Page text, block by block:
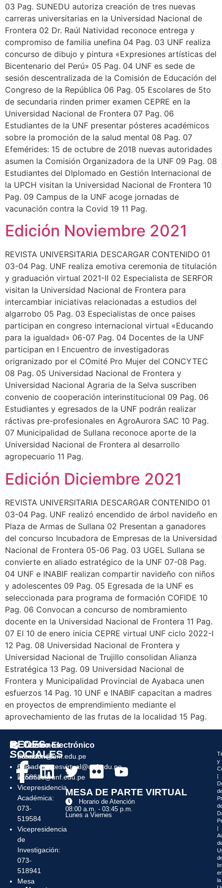
03 Pag. SUNEDU autoriza creación de tres nuevas
carreras universitarias en la Universidad Nacional de
Frontera 02 Dr. Raúl Natividad reconoce entrega y
compromiso de familia unefina 04 Pag. 03 UNF realiza
concurso de dibujo y pintura «Expresiones artísticas del
Bicentenario del Perú» 05 Pag. 04 UNF es sede de
sesión descentralizada de la Comisión de Educación del
Congreso de la República 06 Pag. 05 Escolares de 5to
de secundaria rinden primer examen CEPRE en la
Universidad Nacional de Frontera 07 Pag. 06
Estudiantes de la UNF presentar pósteres académicos
sobre la promoción de la salud mental 08 Pag. 07
Efemérides: 15 de octubre de 2018 nuevas autoridades
asumen la Comisión Organizadora de la UNF 09 Pag. 08
Estudiantes del DIplomado en Gestión Internacional de
la UPCH visitan la Universidad Nacional de Frontera 10
Pag. 09 Campus de la UNF acoge jornadas de
vacunación contra la Covid 19 11 Pag.
Edición Noviembre 2021
REVISTA UNIVERSITARIA DESCARGAR CONTENIDO 01
03-04 Pag. UNF realiza emotiva ceremonia de titulación
y graduación virtual 2021-II 02 Especialista de SERFOR
visitan la Universidad Nacional de Frontera para
intercambiar iniciativas relacionadas a estudios del
algarrobo 05 Pag. 03 Especialistas de once paises
participan en congreso internacional virtual «Educando
para la igualdad» 06-07 Pag. 04 Docentes de la UNF
participan en I Encuentro de investigadoras
origranizado por el COmité Pro Mujer del CONCYTEC
08 Pag. 05 Universidad Nacional de Frontera y
Universidad Nacional Agraria de la Selva suscriben
convenio de cooperación interinstitucional 09 Pag. 06
Estudiantes y egresados de la UNF podrán realizar
ráctivas pre-profesionales en AgroAurora SAC 10 Pag.
07 Municipalidad de Sullana reconoce aporte de la
Universidad Nacional de Frontera al desarrollo
agropecuario 11 Pag.
Edición Diciembre 2021
REVISTA UNIVERSITARIA DESCARGAR CONTENIDO 01
03-04 Pag. UNF realizó encendido de árbol navideño en
Plaza de Armas de Sullana 02 Presentan a ganadores
del concurso Incubadora de Empresas de la Universidad
Nacional de Frontera 05-06 Pag. 03 UGEL Sullana se
convierte en aliado estratégico de la UNF 07-08 Pag.
04 UNF e INABIF realizan compartir navideño con niños
y adolescentes 09 Pag. 05 Egresada de la UNF es
seleccionada para programa de formación COFIDE 10
Pag. 06 Convocan a concurso de nombramiento
docente en la Universidad Nacional de Frontera 11 Pag.
07 El 10 de enero inicia CEPRE virtual UNF ciclo 2022-I
12 Pag. 08 Universidad Nacional de Frontera y
Universidad Nacional de Trujillo consolidan Alianza
Estratégica 13 Pag. 09 Universidad Nacional de
Frontera y Municipalidad Provincial de Ayabaca unen
esfuerzos 14 Pag. 10 UNF e INABIF capacitan a madres
en proyectos de emprendimiento mediante el
aprovechamiento de las frutas de la localidad 15 Pag.
REDES
SOCIALES
Teléfonos
Presidencia:
073-
215861
Vicepresidencia
Académica:
073-
519584
Vicepresidencia
de
Investigación:
073-
518941
Mesa
Correo Electrónico
admision@unf.edu.pe
mesadepartesvirtual@unf.edu.pe
informes@unf.edu.pe
MESA DE PARTE VIRTUAL
Horario de Atención
08:00 a.m. - 03:45 p.m.
Lunes a Viernes
y
|
|
la